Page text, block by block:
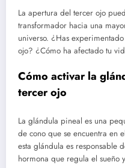
La apertura del tercer ojo
transformador hacia una
universo. ¿Has
ojo? ¿Cómo ha afectado tu
Cómo activar la
tercer ojo
La glándula pineal es una
de cono que se encuentra en
esta glándula es responsable
hormona que regula el sueño